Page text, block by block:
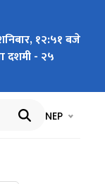
१२:५१ बजे
दशमी - २५
भाषा चयन
NEP